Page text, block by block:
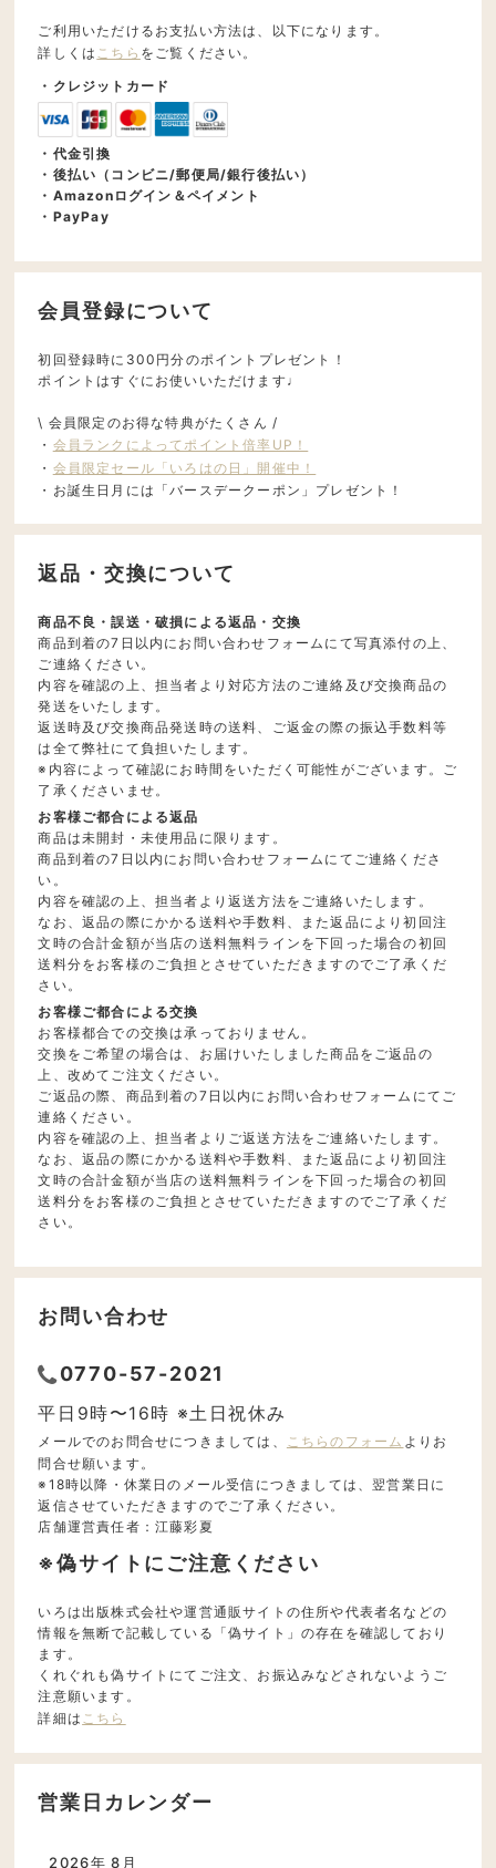
ご利用いただけるお支払い方法は、以下になります。
詳しくは こちら をご覧ください。
・クレジットカード
・代金引換
・後払い（コンビニ/郵便局/銀行後払い）
・Amazonログイン＆ペイメント
・PayPay
会員登録について
初回登録時に300円分のポイントプレゼント！
ポイントはすぐにお使いいただけます♩
\ 会員限定のお得な特典がたくさん /
・ 会員ランクによってポイント倍率UP！
・ 会員限定セール「いろはの日」開催中！
・お誕生日月には「バースデークーポン」プレゼント！
返品・交換について
商品不良・誤送・破損による返品・交換
商品到着の7日以内にお問い合わせフォームにて写真添付の上、
ご連絡ください。
内容を確認の上、担当者より対応方法のご連絡及び交換商品の
発送をいたします。
返送時及び交換商品発送時の送料、ご返金の際の振込手数料等
は全て弊社にて負担いたします。
※内容によって確認にお時間をいただく可能性がございます。ご
了承くださいませ。
お客様ご都合による返品
商品は未開封・未使用品に限ります。
商品到着の7日以内にお問い合わせフォームにてご連絡くださ
い。
内容を確認の上、担当者より返送方法をご連絡いたします。
なお、返品の際にかかる送料や手数料、また返品により初回注
文時の合計金額が当店の送料無料ラインを下回った場合の初回
送料分をお客様のご負担とさせていただきますのでご了承くだ
さい。
お客様ご都合による交換
お客様都合での交換は承っておりません。
交換をご希望の場合は、お届けいたしました商品をご返品の
上、改めてご注文ください。
ご返品の際、商品到着の7日以内にお問い合わせフォームにてご
連絡ください。
内容を確認の上、担当者よりご返送方法をご連絡いたします。
なお、返品の際にかかる送料や手数料、また返品により初回注
文時の合計金額が当店の送料無料ラインを下回った場合の初回
送料分をお客様のご負担とさせていただきますのでご了承くだ
さい。
お問い合わせ
0770-57-2021
平日9時〜16時 ※土日祝休み
メールでのお問合せにつきましては、 こちらのフォーム よりお
問合せ願います。
※18時以降・休業日のメール受信につきましては、翌営業日に
返信させていただきますのでご了承ください。
店舗運営責任者：江藤彩夏
※偽サイトにご注意ください
いろは出版株式会社や運営通販サイトの住所や代表者名などの
情報を無断で記載している「偽サイト」の存在を確認しており
ます。
くれぐれも偽サイトにてご注文、お振込みなどされないようご
注意願います。
詳細は こちら
営業日カレンダー
2026年 8月